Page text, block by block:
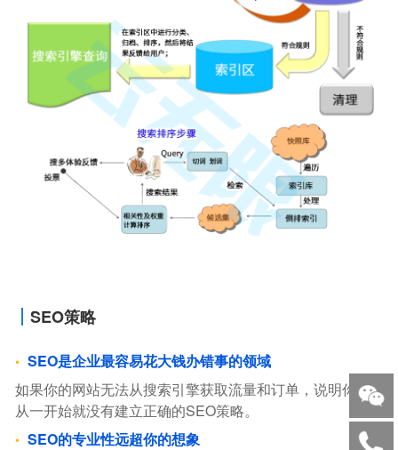
SEO策略
SEO是企业最容易花大钱办错事的领域
如果你的网站无法从搜索引擎获取流量和订单，说明你，
从一开始就没有建立正确的SEO策略。
SEO的专业性远超你的想象